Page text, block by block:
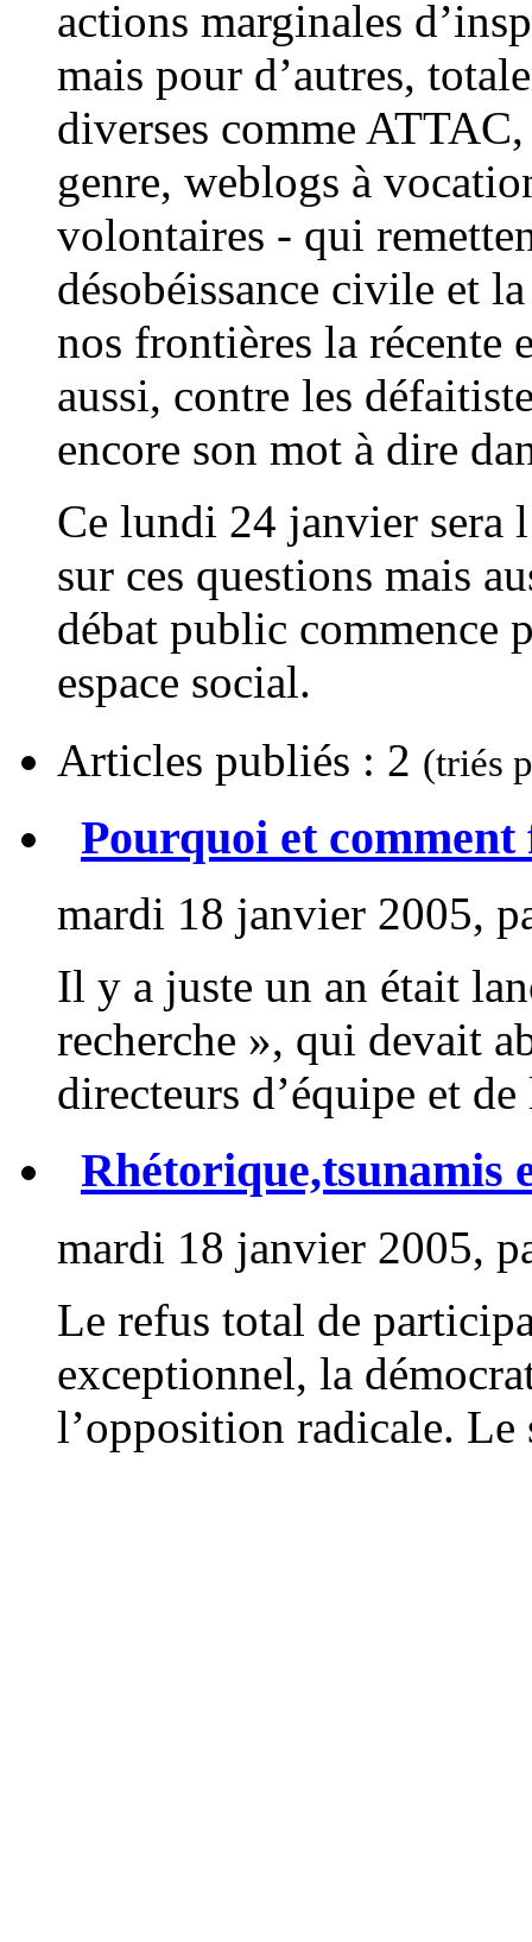
actions marginales
mais pour d’autres,
diverses comme
genre, weblogs à
volontaires - qui
désobéissance civile et
nos frontières la récente
aussi, contre les
encore son mot à dire
Ce lundi 24 janvier sera
sur ces questions mais
débat public commence
espace social.
Articles publiés : 2 (triés
Pourquoi et
mardi 18 janvier 2005,
Il y a juste un an était
recherche », qui devait
directeurs d’équipe et
Rhétorique,tsunamis
mardi 18 janvier 2005,
Le refus total de
exceptionnel, la
l’opposition radicale. Le